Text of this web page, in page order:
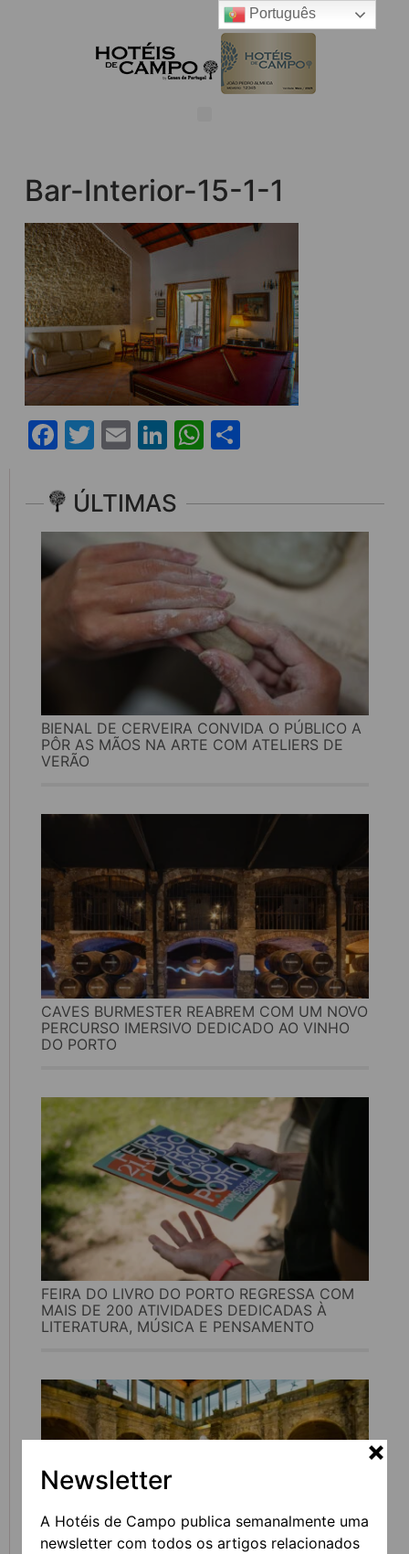
Newsletter
A Hotéis de Campo publica semanalmente uma
newsletter com todos os artigos relacionados
Bar-Interior-15-1-1
Facebook
Twitter
EmailLinkedIn
WhatsApp
ÚLTIMAS
BIENAL DE CERVEIRA CONVIDA O PÚBLICO A
PÔR AS MÃOS NA ARTE COM ATELIERS DE
VERÃO
CAVES BURMESTER REABREM COM UM NOVO
PERCURSO IMERSIVO DEDICADO AO VINHO
DO PORTO
FEIRA DO LIVRO DO PORTO REGRESSA COM
MAIS DE 200 ATIVIDADES DEDICADAS À
LITERATURA, MÚSICA E PENSAMENTO
Português